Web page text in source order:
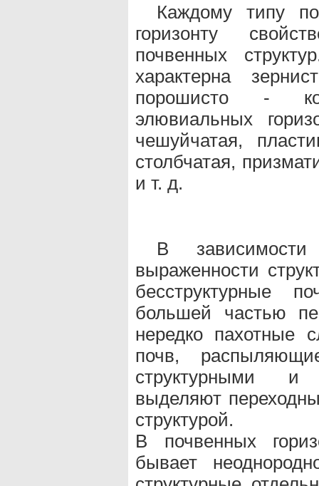
Каждому типу
горизонту
почвенных
характерна
порошисто -
элювиальных
чешуйчатая,
столбчатая,
и т. д.
В
выраженности
бесструктурные
большей частью
нередко пахотные
почв,
структурными и
выделяют
структурой.
В почвенных
бывает